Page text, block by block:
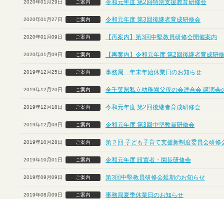
2020年01月29日 ご案内 令和元年度 第2回特別支援教育研修会
2020年01月27日 ご案内 令和元年度 第3回後継者育成研修会
2020年01月09日 ご案内 【再案内】第3回中堅教員研修会開催案内
2020年01月09日 ご案内 【再案内】令和元年度 第2回後継者育成研
2019年12月25日 ご案内 事務局 年末年始休業日のお知らせ
2019年12月20日 ご案内 全千葉県私立幼稚園父母の会連合会 講演会
2019年12月18日 ご案内 令和元年度 第2回後継者育成研修会
2019年12月03日 ご案内 令和元年度 第3回中堅教員研修会
2019年10月28日 ご案内 第２回 子ども子育て支援新制度委員会研修
2019年10月01日 ご案内 令和元年度 設置者・園長研修会
2019年09月09日 ご案内 第3回中堅教員研修会延期のお知らせ
2019年08月09日 ご案内 事務局夏季休業日のお知らせ